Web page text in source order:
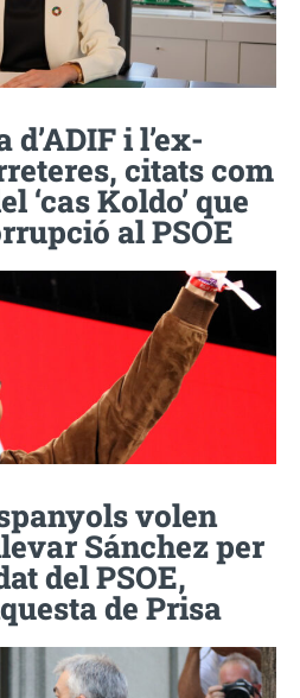
d’ADIF i l’ex-
citats com
‘cas Koldo’ que
al PSOE
volen
Sánchez per
del PSOE,
de Prisa